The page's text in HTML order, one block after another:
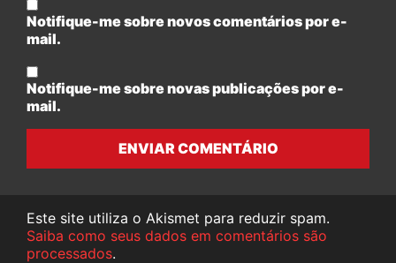
Notifique-me sobre novos comentários por e-
mail.
Notifique-me sobre novas publicações por e-
mail.
ENVIAR COMENTÁRIO
Este site utiliza o Akismet para reduzir spam.
Saiba como seus dados em comentários são
processados.